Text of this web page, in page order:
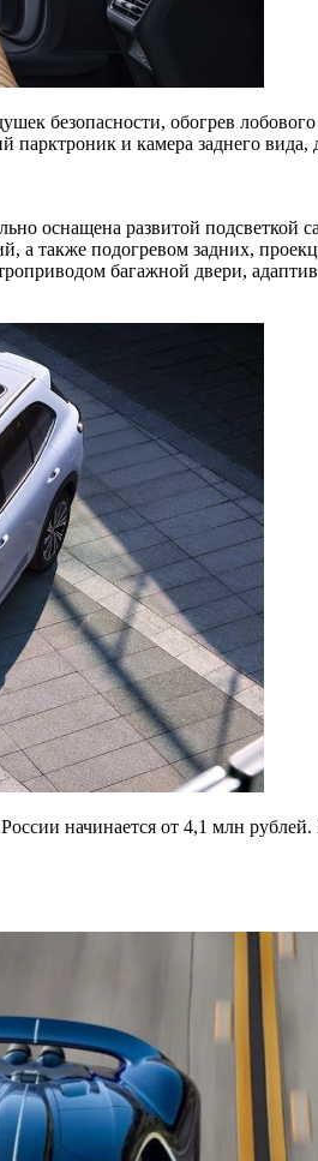
безопасности, обогрев
и камера заднего
оснащена развитой подсветкой
а также подогревом задних,
багажной двери,
начинается от 4,1 млн